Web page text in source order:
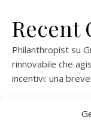
Recent
Philanthropist su
rinnovabile che
incentivi: una
rinnovabile che